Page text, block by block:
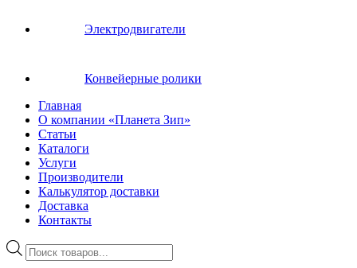
Электродвигатели
Конвейерные ролики
Главная
О компании «Планета Зип»
Статьи
Каталоги
Услуги
Производители
Калькулятор доставки
Доставка
Контакты
Поиск
товаров